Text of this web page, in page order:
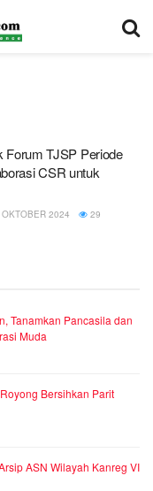
Forum TJSP Periode
CSR untuk
2024 29
Tanamkan Pancasila dan
Muda
Bersihkan Parit
ASN Wilayah Kanreg VI